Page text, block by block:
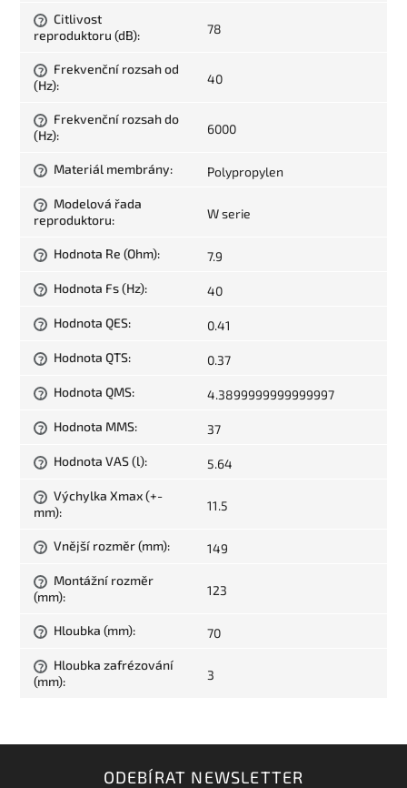
?
Citlivost
reproduktoru (dB): 78
?
Frekvenční rozsah od
(Hz): 40
?
Frekvenční rozsah do
(Hz): 6000
? Materiál membrány: Polypropylen
?
Modelová řada
reproduktoru: W serie
? Hodnota Re (Ohm): 7.9
? Hodnota Fs (Hz): 40
? Hodnota QES: 0.41
? Hodnota QTS: 0.37
? Hodnota QMS: 4.3899999999999997
? Hodnota MMS: 37
? Hodnota VAS (l): 5.64
?
Výchylka Xmax (+-
mm): 11.5
? Vnější rozměr (mm): 149
?
Montážní rozměr
(mm): 123
? Hloubka (mm): 70
?
Hloubka zafrézování
(mm): 3
ODEBÍRAT NEWSLETTER